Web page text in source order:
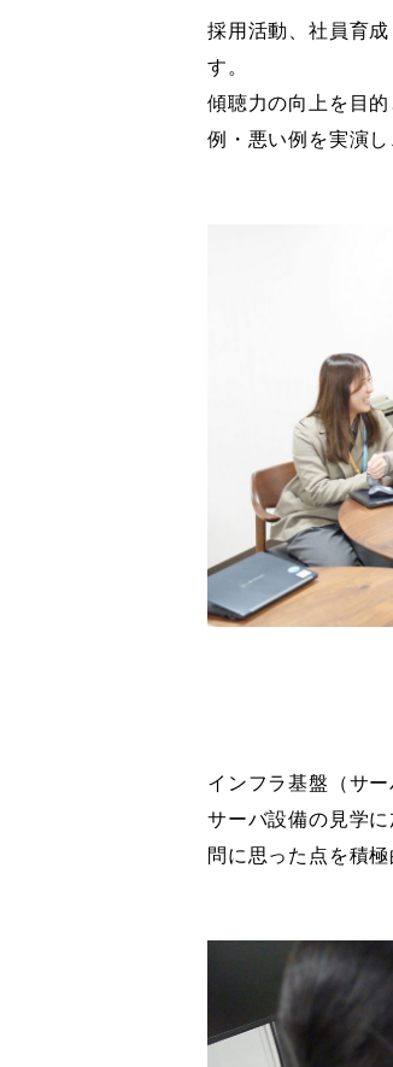
採用活動、社員育
す。
傾聴力の向上を目
例・悪い例を実演
インフラ基盤（サ
サーバ設備の見学
問に思った点を積